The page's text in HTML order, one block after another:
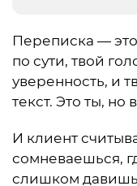
Переписка —
по сути, твой
уверенность, и
текст. Это ты,
И клиент
сомневаешься,
слишком